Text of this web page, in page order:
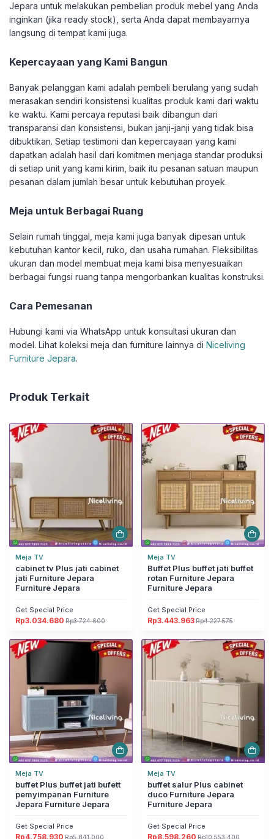
Jepara untuk melakukan pembelian produk mebel yang Anda
inginkan (jika ready stock), serta Anda dapat membayarnya
langsung di tempat kami juga.
Kepercayaan yang Kami Bangun
Banyak pelanggan kami adalah pembeli berulang yang sudah
merasakan sendiri konsistensi kualitas produk kami dari waktu
ke waktu. Kami percaya reputasi baik dibangun dari
transparansi dan konsistensi, bukan janji-janji yang tidak bisa
dibuktikan. Setiap testimoni dan kepercayaan yang kami
dapatkan adalah hasil dari komitmen menjaga standar produksi
di setiap unit yang kami kirim, baik itu pesanan satuan maupun
pesanan dalam jumlah besar untuk kebutuhan proyek.
Meja untuk Berbagai Ruang
Selain rumah tinggal, meja kami juga banyak dipesan untuk
kebutuhan kantor kecil, ruko, dan usaha rumahan. Fleksibilitas
ukuran dan model membuat meja kami bisa menyesuaikan
berbagai fungsi ruang tanpa mengorbankan kualitas konstruksi.
Cara Pemesanan
Hubungi kami via WhatsApp untuk konsultasi ukuran dan
model. Lihat koleksi meja dan furniture lainnya di Niceliving
Furniture Jepara.
Produk Terkait
Meja TV
cabinet tv Plus jati cabinet
jati Furniture Jepara
Furniture Jepara
Get Special Price
Rp3.724.600
Harga
adalah:
Rp3.724.600.
Rp3.034.680
Harga
ini
adalah:
Rp3.034.680.
Meja TV
Buffet Plus buffet jati buffet
rotan Furniture Jepara
Furniture Jepara
Get Special Price
Rp4.227.575
Harga
adalah:
Rp4.227.575.
Rp3.443.963
Harga
ini
adalah:
Rp3.443.963.
Meja TV
buffet Plus buffet jati bufett
pemyimpanan Furniture
Jepara Furniture Jepara
Get Special Price
Rp5.841.000
Rp4.758.930
Meja TV
buffet salur Plus cabinet
duco Furniture Jepara
Furniture Jepara
Get Special Price
Rp10.553.400
Rp8.598.260